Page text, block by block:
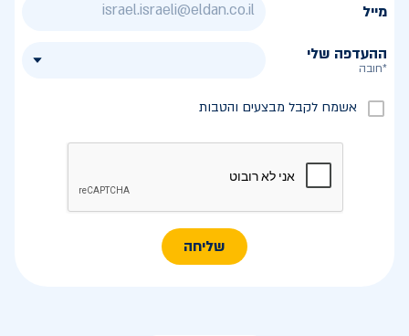
מייל
ההעדפה שלי
*חובה
אשמח לקבל מבצעים והטבות
שליחה